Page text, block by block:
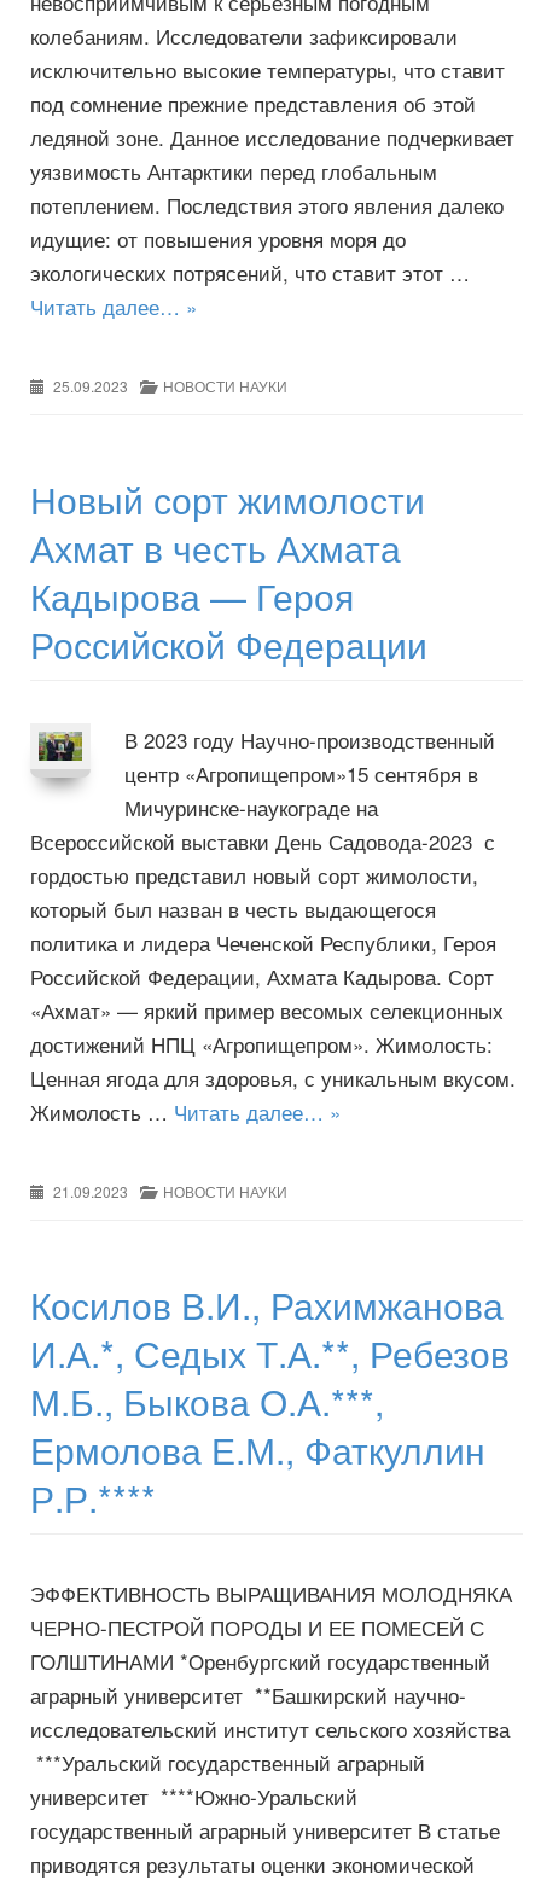
колебаниям. Исследователи зафиксировали
исключительно высокие температуры, что ставит
под сомнение прежние представления об этой
ледяной зоне. Данное исследование подчеркивает
уязвимость Антарктики перед глобальным
потеплением. Последствия этого явления далеко
идущие: от повышения уровня моря до
экологических потрясений, что ставит этот …
Читать далее… »
25.09.2023 НОВОСТИ НАУКИ
Новый сорт жимолости
Ахмат в честь Ахмата
Кадырова — Героя
Российской Федерации
В 2023 году Научно-производственный
центр «Агропищепром»15 сентября в
Мичуринске-наукограде на
Всероссийской выставки День Садовода-2023 с
гордостью представил новый сорт жимолости,
который был назван в честь выдающегося
политика и лидера Чеченской Республики, Героя
Российской Федерации, Ахмата Кадырова. Сорт
«Ахмат» — яркий пример весомых селекционных
достижений НПЦ «Агропищепром». Жимолость:
Ценная ягода для здоровья, с уникальным вкусом.
Жимолость … Читать далее… »
21.09.2023 НОВОСТИ НАУКИ
Косилов В.И., Рахимжанова
И.А.*, Седых Т.А.**, Ребезов
М.Б., Быкова О.А.***,
Ермолова Е.М., Фаткуллин
Р.Р.****
ЭФФЕКТИВНОСТЬ ВЫРАЩИВАНИЯ МОЛОДНЯКА
ЧЕРНО-ПЕСТРОЙ ПОРОДЫ И ЕЕ ПОМЕСЕЙ С
ГОЛШТИНАМИ *Оренбургский государственный
аграрный университет **Башкирский научно-
исследовательский институт сельского хозяйства
***Уральский государственный аграрный
университет ****Южно-Уральский
государственный аграрный университет В статье
приводятся результаты оценки экономической